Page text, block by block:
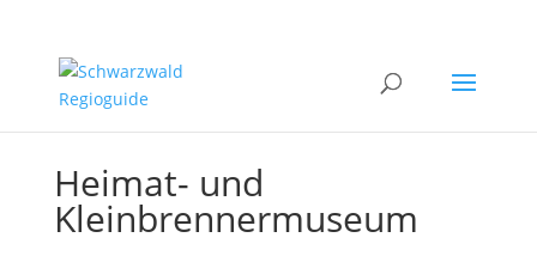
Heimat- und
Kleinbrennermuseum